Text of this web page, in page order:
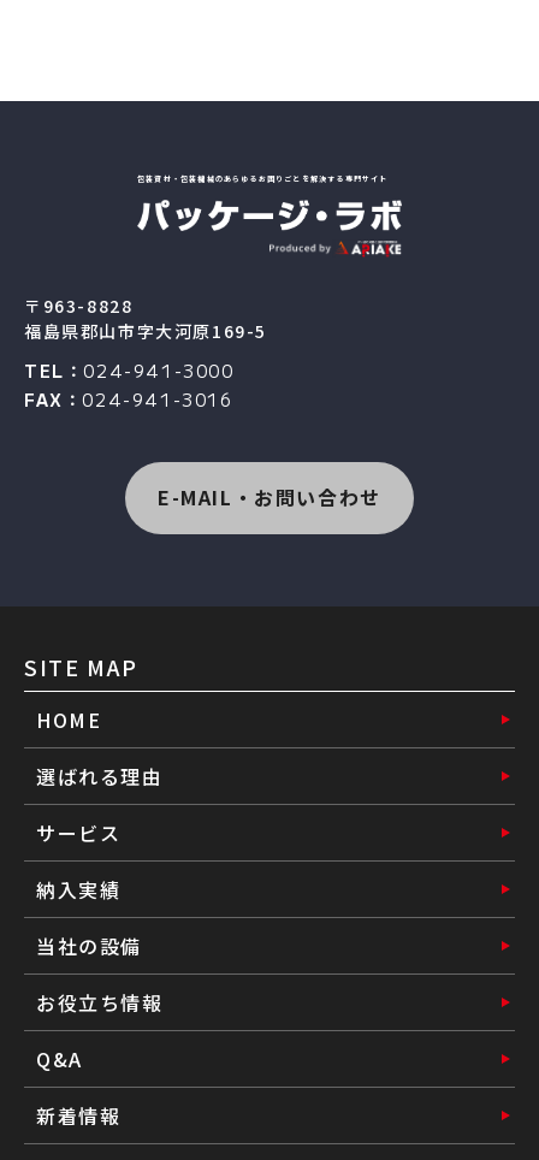
包装資材・包装機械のあらゆるお困りごとを解決する専門サイト
〒963-8828
福島県郡山市字大河原169-5
TEL：024-941-3000
FAX：024-941-3016
E-MAIL・お問い合わせ
SITE MAP
HOME
選ばれる理由
サービス
納入実績
当社の設備
お役立ち情報
Q&A
新着情報